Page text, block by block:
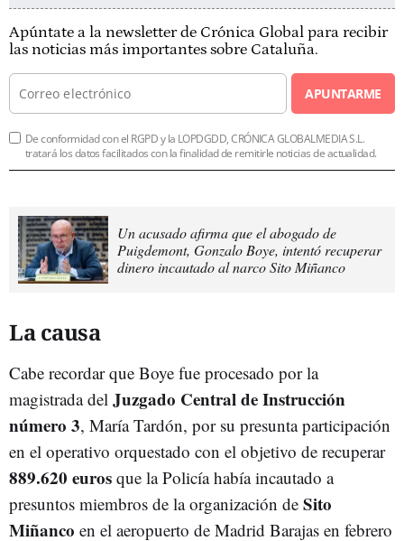
Apúntate a la newsletter de Crónica Global para recibir
las noticias más importantes sobre Cataluña.
APUNTARME
De conformidad con el RGPD y la LOPDGDD, CRÓNICA GLOBALMEDIA S.L.
tratará los datos facilitados con la finalidad de remitirle noticias de actualidad.
Un acusado afirma que el abogado de
Puigdemont, Gonzalo Boye, intentó recuperar
dinero incautado al narco Sito Miñanco
La causa
Cabe recordar que Boye fue procesado por la
magistrada del Juzgado Central de Instrucción
número 3, María Tardón, por su presunta participación
en el operativo orquestado con el objetivo de recuperar
889.620 euros que la Policía había incautado a
presuntos miembros de la organización de Sito
Miñanco en el aeropuerto de Madrid Barajas en febrero